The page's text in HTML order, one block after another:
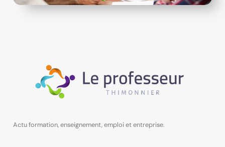
Actu formation, enseignement, emploi et entreprise.